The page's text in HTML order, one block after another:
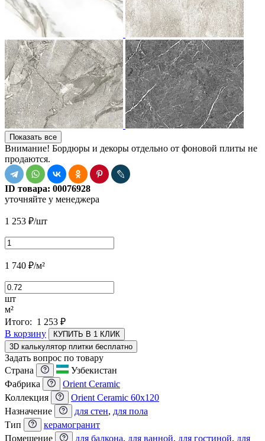
Показать все
Внимание! Бордюры и декоры отдельно от фоновой плиты не
продаются.
ID товара: 00076928
уточняйте у менеджера
1 253 ₽/шт
1 740 ₽/м²
шт
м²
Итого: 1 253 ₽
В корзину
КУПИТЬ В 1 КЛИК
3D калькулятор плитки бесплатно
Задать вопрос по товару
Страна
Узбекистан
Фабрика
Orient Ceramic
Коллекция
Orient Ceramic 60х120
Назначение
для стен, для пола
Тип
керамогранит
Помещение
для балкона, для ванной, для гостиной, для